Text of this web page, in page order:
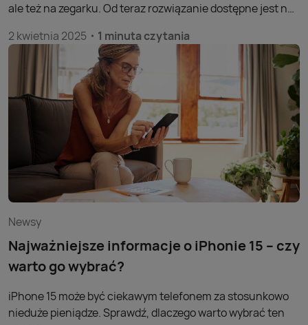
ale też na zegarku. Od teraz rozwiązanie dostępne jest na
systemem Android. Można je uruchomić samodzielnie w
aplikacji Play24 lub podczas rozmowy z konsultantem.
Jednocześnie, w naszej ofercie debiutują kolejne zegarki w
atrakcyjnych cenach.
2 kwietnia 2025 1 minuta czytania
Newsy
Najważniejsze informacje o iPhonie 15 – czy
warto go wybrać?
iPhone 15 może być ciekawym telefonem za stosunkowo
nieduże pieniądze. Sprawdź, dlaczego warto wybrać ten